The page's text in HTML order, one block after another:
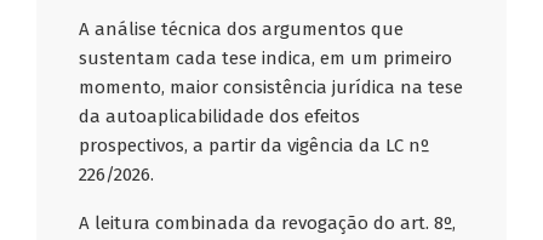
A análise técnica dos argumentos que
sustentam cada tese indica, em um primeiro
momento, maior consistência jurídica na tese
da autoaplicabilidade dos efeitos
prospectivos, a partir da vigência da LC nº
226/2026.
A leitura combinada da revogação do art. 8º,